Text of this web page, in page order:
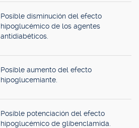
Posible disminución del efecto
hipoglucémico de los agentes
antidiabéticos.
Posible aumento del efecto
hipoglucemiante.
Posible potenciación del efecto
hipoglucémico de glibenclamida.